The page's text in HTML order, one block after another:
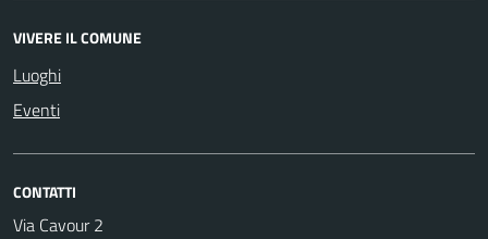
VIVERE IL COMUNE
Luoghi
Eventi
CONTATTI
Via Cavour 2